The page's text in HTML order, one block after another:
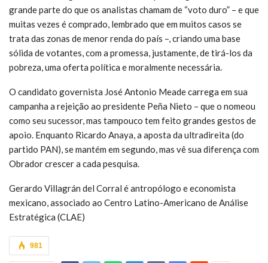
grande parte do que os analistas chamam de “voto duro” – e que
muitas vezes é comprado, lembrado que em muitos casos se
trata das zonas de menor renda do país –, criando uma base
sólida de votantes, com a promessa, justamente, de tirá-los da
pobreza, uma oferta política e moralmente necessária.
O candidato governista José Antonio Meade carrega em sua
campanha a rejeição ao presidente Peña Nieto – que o nomeou
como seu sucessor, mas tampouco tem feito grandes gestos de
apoio. Enquanto Ricardo Anaya, a aposta da ultradireita (do
partido PAN), se mantém em segundo, mas vê sua diferença com
Obrador crescer a cada pesquisa.
Gerardo Villagrán del Corral é antropólogo e economista
mexicano, associado ao Centro Latino-Americano de Análise
Estratégica (CLAE)
981